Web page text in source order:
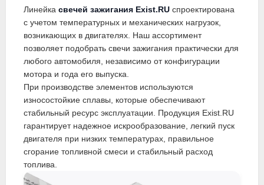
Линейка свечей зажигания Exist.RU спроектирована
с учетом температурных и механических нагрузок,
возникающих в двигателях. Наш ассортимент
позволяет подобрать свечи зажигания практически для
любого автомобиля, независимо от конфигурации
мотора и года его выпуска.
При производстве элементов используются
износостойкие сплавы, которые обеспечивают
стабильный ресурс эксплуатации. Продукция Exist.RU
гарантирует надежное искрообразование, легкий пуск
двигателя при низких температурах, правильное
сгорание топливной смеси и стабильный расход
топлива.